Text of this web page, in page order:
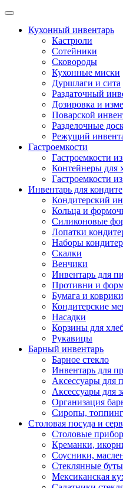
Skip
contentКухонный инвентарь
Кастрюли
Сотейники
Сковороды
Кухонные миски
Дуршлаги и сита
Раздаточный
Дозировка и
Поварской
Разделочные
Режущий
Гастроемкости
Гастроемкости
Контейнеры для
Гастроемкости
Инвентарь для
Кондитерский
Кольца и
Силиконовые
Лопатки
Наборы
Скалки
Венчики
Инвентарь для
Противни и
Бумага и
Кондитерские
Насадки
Корзины для
Рукавицы
Барный инвентарь
Барное стекло
Инвентарь для
Аксессуары для
Аксессуары для
Организация
Сиропы,
Столовая посуда и
Столовые
Креманки,
Соусники,
Стеклянные
Мексиканская